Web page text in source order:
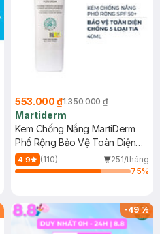
553.000 ₫1.350.000 ₫
Martiderm
Kem Chống Nắng MartiDerm
Phổ Rộng Bảo Vệ Toàn Diện
40ml
4.9 (110)
251/tháng
75%
-49%